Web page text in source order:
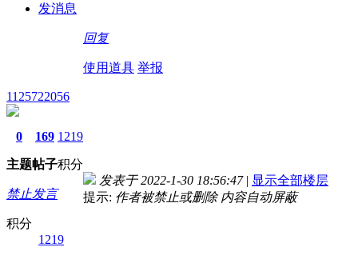
发消息
回复
使用道具 举报
1125722056
0
主题
169
帖子
1219
积分
禁止发言
积分
1219
发表于 2022-1-30 18:56:47 | 显示全部楼层
提示: 作者被禁止或删除 内容自动屏蔽